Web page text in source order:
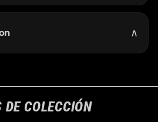
∧
DE COLECCIÓN